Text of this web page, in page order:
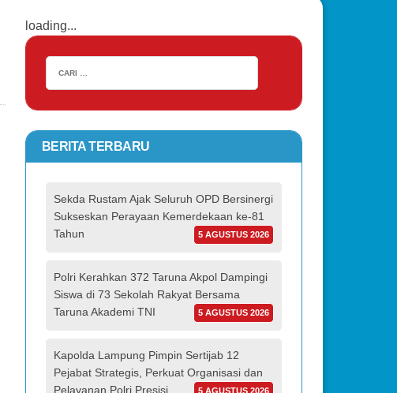
loading...
BERITA TERBARU
Sekda Rustam Ajak Seluruh OPD Bersinergi
Sukseskan Perayaan Kemerdekaan ke-81
Tahun
5 AGUSTUS 2026
Polri Kerahkan 372 Taruna Akpol Dampingi
Siswa di 73 Sekolah Rakyat Bersama
Taruna Akademi TNI
5 AGUSTUS 2026
Kapolda Lampung Pimpin Sertijab 12
Pejabat Strategis, Perkuat Organisasi dan
Pelayanan Polri Presisi
5 AGUSTUS 2026